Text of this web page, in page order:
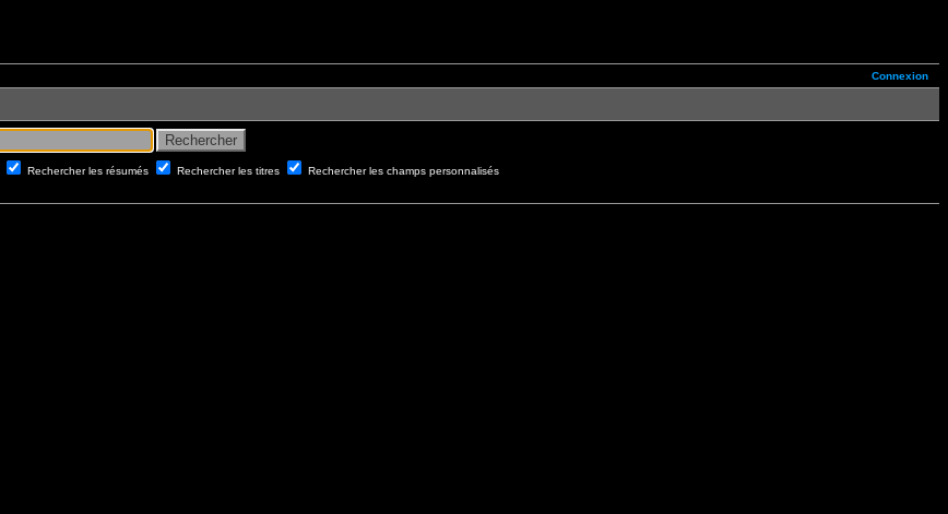
Connexion
Rechercher les résumés Rechercher les titres
Rechercher les champs personnalisés